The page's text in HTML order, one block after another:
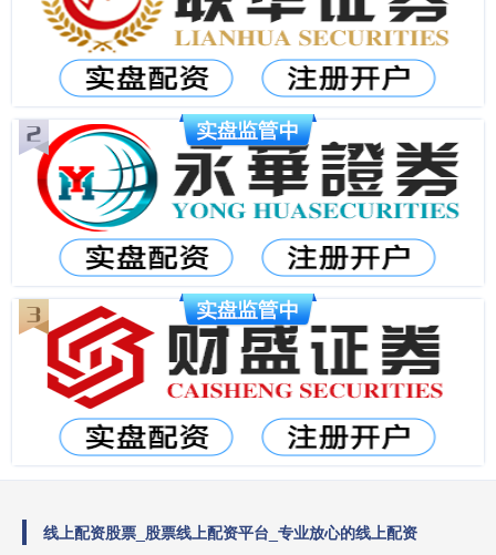
线上配资股票_股票线上配资平台_专业放心的线上配资